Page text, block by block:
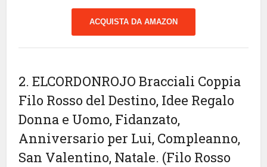
ACQUISTA DA AMAZON
2. ELCORDONROJO Bracciali Coppia
Filo Rosso del Destino, Idee Regalo
Donna e Uomo, Fidanzato,
Anniversario per Lui, Compleanno,
San Valentino, Natale. (Filo Rosso